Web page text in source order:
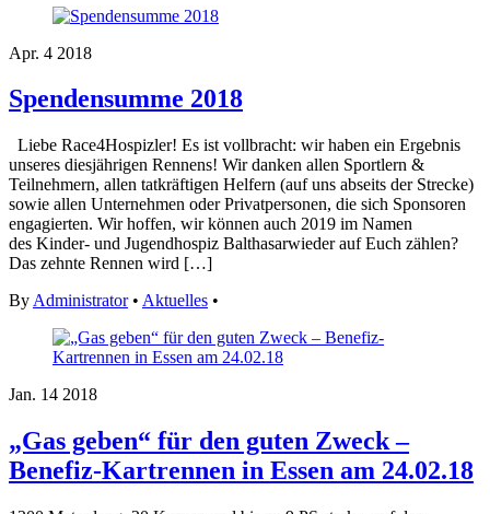
Apr. 4 2018
Spendensumme 2018
Liebe Race4Hospizler! Es ist vollbracht: wir haben ein Ergebnis
unseres diesjährigen Rennens! Wir danken allen Sportlern &
Teilnehmern, allen tatkräftigen Helfern (auf uns abseits der Strecke)
sowie allen Unternehmen oder Privatpersonen, die sich Sponsoren
engagierten. Wir hoffen, wir können auch 2019 im Namen
des Kinder- und Jugendhospiz Balthasarwieder auf Euch zählen?
Das zehnte Rennen wird […]
By Administrator• Aktuelles •
Jan. 14 2018
„Gas geben“ für den guten Zweck –
Benefiz-Kartrennen in Essen am 24.02.18